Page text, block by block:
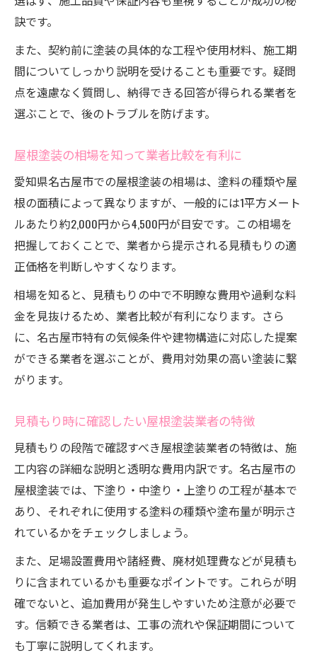
訣です。
また、契約前に塗装の具体的な工程や使用材料、施工期
間についてしっかり説明を受けることも重要です。疑問
点を遠慮なく質問し、納得できる回答が得られる業者を
選ぶことで、後のトラブルを防げます。
屋根塗装の相場を知って業者比較を有利に
愛知県名古屋市での屋根塗装の相場は、塗料の種類や屋
根の面積によって異なりますが、一般的には1平方メート
ルあたり約2,000円から4,500円が目安です。この相場を
把握しておくことで、業者から提示される見積もりの適
正価格を判断しやすくなります。
相場を知ると、見積もりの中で不明瞭な費用や過剰な料
金を見抜けるため、業者比較が有利になります。さら
に、名古屋市特有の気候条件や建物構造に対応した提案
ができる業者を選ぶことが、費用対効果の高い塗装に繋
がります。
見積もり時に確認したい屋根塗装業者の特徴
見積もりの段階で確認すべき屋根塗装業者の特徴は、施
工内容の詳細な説明と透明な費用内訳です。名古屋市の
屋根塗装では、下塗り・中塗り・上塗りの工程が基本で
あり、それぞれに使用する塗料の種類や塗布量が明示さ
れているかをチェックしましょう。
また、足場設置費用や諸経費、廃材処理費などが見積も
りに含まれているかも重要なポイントです。これらが明
確でないと、追加費用が発生しやすいため注意が必要で
す。信頼できる業者は、工事の流れや保証期間について
も丁寧に説明してくれます。